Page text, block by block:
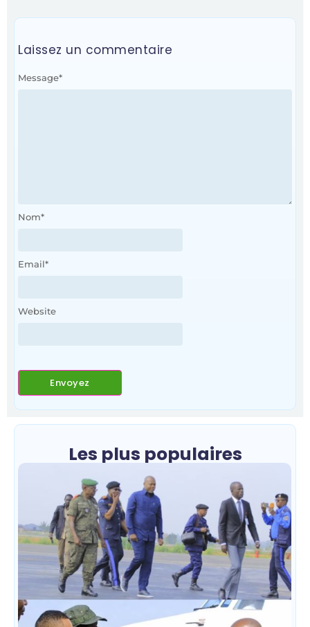
Laissez un commentaire
Message*
Nom*
Email*
Website
Les plus populaires